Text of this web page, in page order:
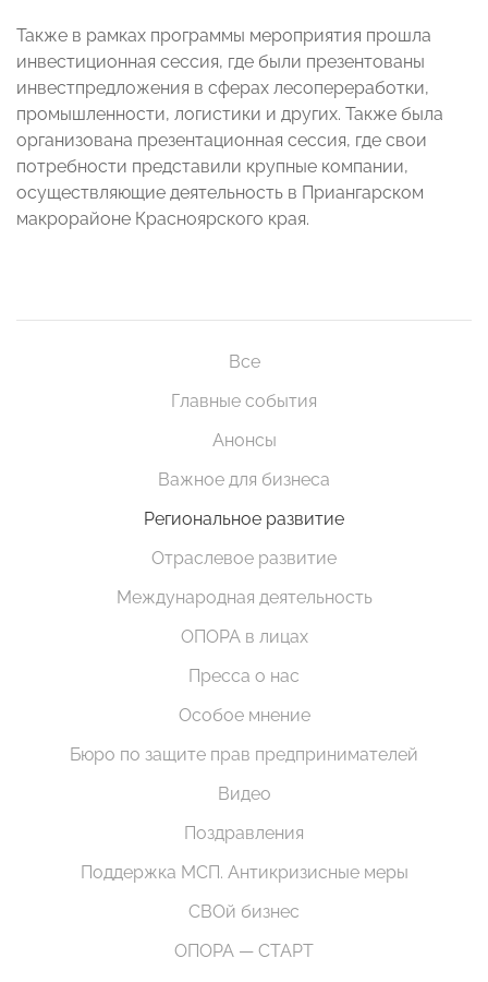
Также в рамках программы мероприятия прошла
инвестиционная сессия, где были презентованы
инвестпредложения в сферах лесопереработки,
промышленности, логистики и других. Также была
организована презентационная сессия, где свои
потребности представили крупные компании,
осуществляющие деятельность в Приангарском
макрорайоне Красноярского края.
Все
Главные события
Анонсы
Важное для бизнеса
Региональное развитие
Отраслевое развитие
Международная деятельность
ОПОРА в лицах
Пресса о нас
Особое мнение
Бюро по защите прав предпринимателей
Видео
Поздравления
Поддержка МСП. Антикризисные меры
СВОй бизнес
ОПОРА — СТАРТ